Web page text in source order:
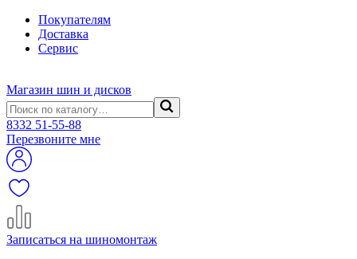
Покупателям
Доставка
Сервис
Магазин шин и дисков
8332 51-55-88
Перезвоните мне
Записаться на шиномонтаж